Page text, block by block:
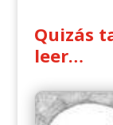
Quizás
leer…